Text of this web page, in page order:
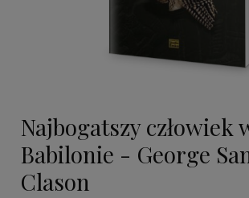
Najbogatszy człowiek
Babilonie - George
Clason